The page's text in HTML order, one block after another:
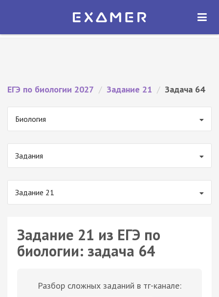
Экзамер — ЕГЭ 2027
ОТКРЫТЬ
ЕГЭ по биологии 2027 / Задание 21 / Задача 64
Биология
Задания
Задание 21
Задание 21 из ЕГЭ по
биологии: задача 64
Разбор сложных заданий в тг-канале: